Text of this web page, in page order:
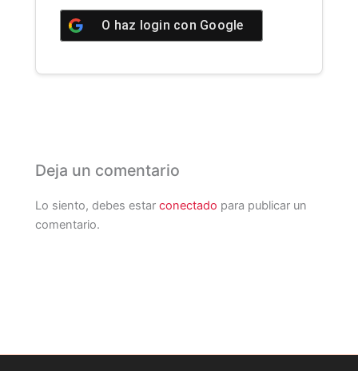
O haz login con Google
Deja un comentario
Lo siento, debes estarconectado para publicar un
comentario.